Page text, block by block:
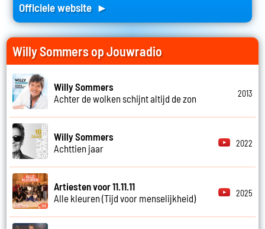
Officiele website ►
Willy Sommers op Jouwradio
Willy Sommers
Achter de wolken schijnt altijd de zon
2013
Willy Sommers
Achttien jaar
2022
Artiesten voor 11.11.11
Alle kleuren (Tijd voor menselijkheid)
2025